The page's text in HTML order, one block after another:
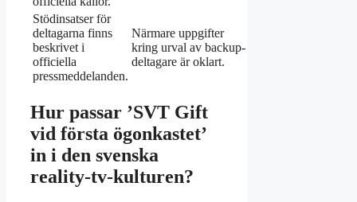
Stödinsatser för
deltagarna finns
beskrivet i
officiella
pressmeddelanden.
Närmare uppgifter
kring urval av backup-
deltagare är oklart.
Hur passar ’SVT Gift
vid första ögonkastet’
in i den svenska
reality-tv-kulturen?